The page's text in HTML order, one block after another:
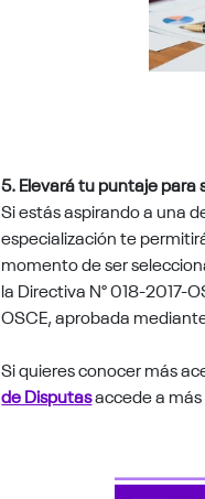
5. Elevará tu puntaje para
Si estás aspirando a una
especialización te
momento de ser
la Directiva N° 018-2017-
OSCE, aprobada
Si quieres conocer más
de Disputasaccede a